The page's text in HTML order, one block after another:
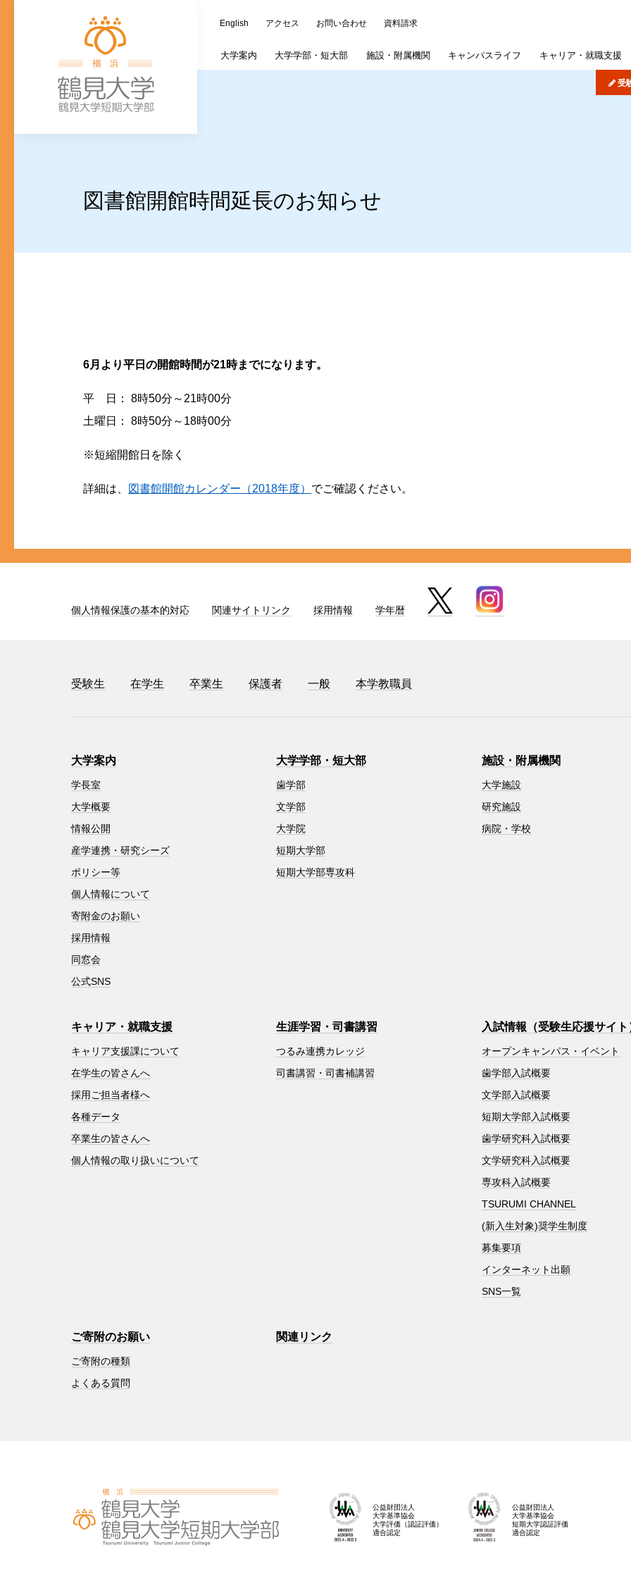
English アクセス お問い合わせ 資料請求
大学案内 大学学部・短大部 施設・ 附属機関 キャンパス ライフ キャリア・ 就職支援
(新入生対象)奨学生制度
受
図書館開館時間延長のお知らせ
6月より平日の開館時間が21時までになります。
平 日： 8時50分～21時00分
土曜日： 8時50分～18時00分
※短縮開館日を除く
詳細は、 図書館開館カレンダー（2018年度） でご確認ください。
個人情報保護の基本的対応 関連サイトリンク 採用情報 学年暦
受験生 在学生 卒業生 保護者 一般 本学教職員
大学案内
学長室
大学概要
情報公開
産学連携・研究シーズ
ポリシー等
個人情報について
寄附金のお願い
採用情報
同窓会
公式SNS
大学学部・短大部
歯学部
文学部
大学院
短期大学部
短期大学部専攻科
施設・附属機関
大学施設
研究施設
病院・学校
キャリア・就職支援
キャリア支援課について
在学生の皆さんへ
採用ご担当者様へ
各種データ
卒業生の皆さんへ
個人情報の取り扱いについて
生涯学習・司書講習
つるみ連携カレッジ
司書講習・司書補講習
入試情報（受験生応援サイト
オープンキャンパス・イベント
歯学部入試概要
文学部入試概要
短期大学部入試概要
歯学研究科入試概要
文学研究科入試概要
専攻科入試概要
TSURUMI CHANNEL
(新入生対象)奨学生制度
募集要項
インターネット出願
SNS一覧
ご寄附のお願い
ご寄附の種類
よくある質問
関連リンク
公益財団法人
大学基準協会
大学評価（認証評価）
適合認定
公益財団法人
大学基準協会
短期大学認証評価
適合認定